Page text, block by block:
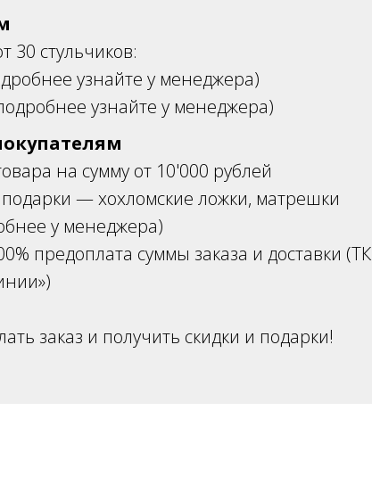
30 стульчиков:
узнайте у менеджера)
узнайте у менеджера)
на сумму от 10'000 рублей
— хохломские ложки, матрешки
у менеджера)
предоплата суммы заказа и доставки (ТК
заказ и получить скидки и подарки!